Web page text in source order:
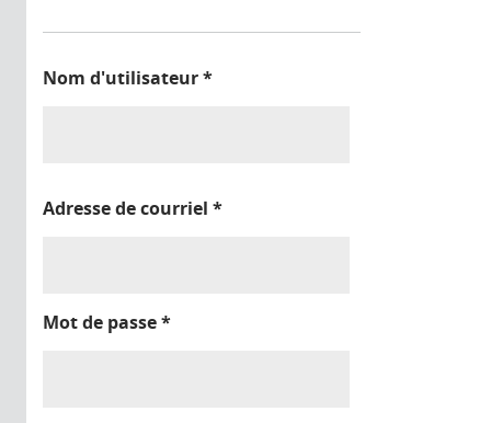
Nom d'utilisateur*
Adresse de courriel *
Mot de passe*